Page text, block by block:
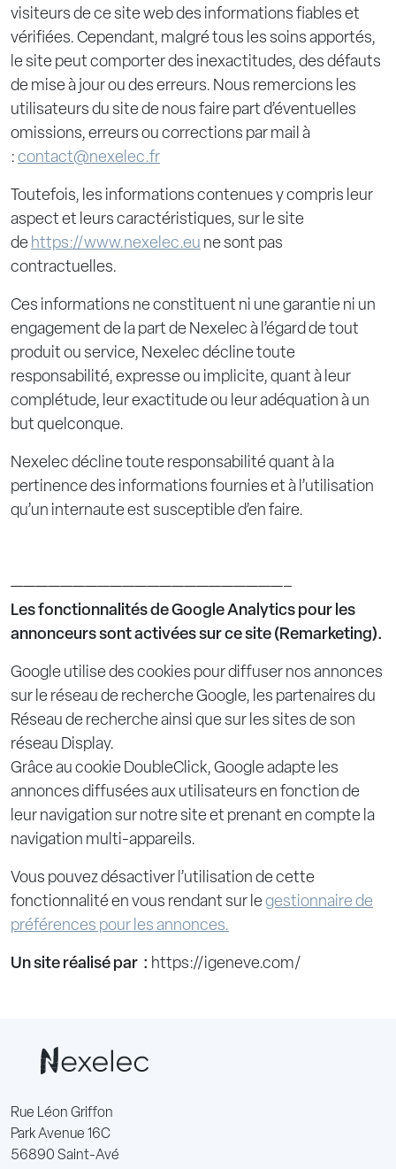
visiteurs de ce site web des informations fiables et
vérifiées. Cependant, malgré tous les soins apportés,
le site peut comporter des inexactitudes, des défauts
de mise à jour ou des erreurs. Nous remercions les
utilisateurs du site de nous faire part d’éventuelles
omissions, erreurs ou corrections par mail à
: contact@nexelec.fr
Toutefois, les informations contenues y compris leur
aspect et leurs caractéristiques, sur le site
de https://www.nexelec.eu ne sont pas
contractuelles.
Ces informations ne constituent ni une garantie ni un
engagement de la part de Nexelec à l’égard de tout
produit ou service, Nexelec décline toute
responsabilité, expresse ou implicite, quant à leur
complétude, leur exactitude ou leur adéquation à un
but quelconque.
Nexelec décline toute responsabilité quant à la
pertinence des informations fournies et à l’utilisation
qu’un internaute est susceptible d’en faire.
——————————————————————–
Les fonctionnalités de Google Analytics pour les
annonceurs sont activées sur ce site (Remarketing).
Google utilise des cookies pour diffuser nos annonces
sur le réseau de recherche Google, les partenaires du
Réseau de recherche ainsi que sur les sites de son
réseau Display.
Grâce au cookie DoubleClick, Google adapte les
annonces diffusées aux utilisateurs en fonction de
leur navigation sur notre site et prenant en compte la
navigation multi-appareils.
Vous pouvez désactiver l’utilisation de cette
fonctionnalité en vous rendant sur legestionnaire de
préférences pour les annonces.
Un site réalisé par : https://igeneve.com/
Rue Léon Griffon
Park Avenue 16C
56890 Saint-Avé